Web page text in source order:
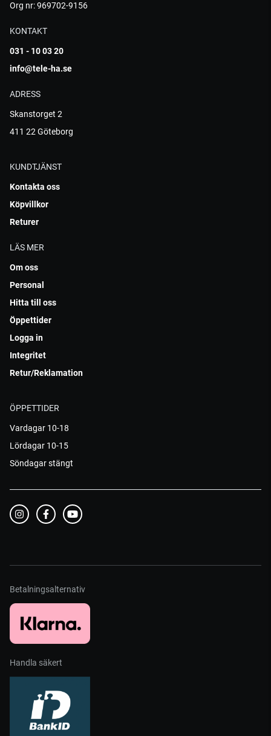
Org nr: 969702-9156
KONTAKT
031 - 10 03 20
info@tele-ha.se
ADRESS
Skanstorget 2
411 22 Göteborg
KUNDTJÄNST
Kontakta oss
Köpvillkor
Returer
LÄS MER
Om oss
Personal
Hitta till oss
Öppettider
Logga in
Integritet
Retur/Reklamation
ÖPPETTIDER
Vardagar 10-18
Lördagar 10-15
Söndagar stängt
Betalningsalternativ
Handla säkert